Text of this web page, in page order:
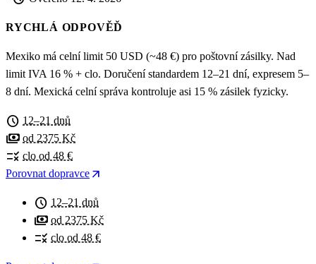
RYCHLÁ ODPOVĚĎ
Mexiko má celní limit 50 USD (~48 €) pro poštovní zásilky. Nad
limit IVA 16 % + clo. Doručení standardem 12–21 dní, expresem 5–
8 dní. Mexická celní správa kontroluje asi 15 % zásilek fyzicky.
schedule 12–21 dnů
payments od 2375 Kč
rule clo od 48 €
Porovnat dopravce arrow_outward
schedule 12–21 dnů
payments od 2375 Kč
rule clo od 48 €